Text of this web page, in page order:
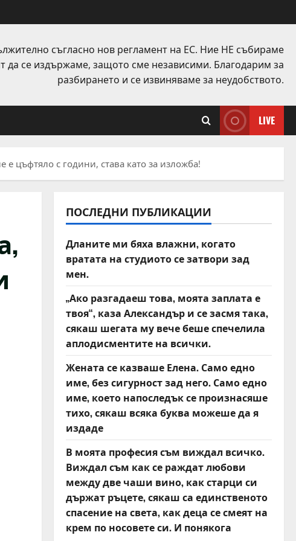
съгласно нов регламент на ЕС. Ние НЕ събираме
да се издържаме, защото сме независими. Благодарим за
разбирането и се извиняваме за неудобството.
LIVE
цъфтяло с години, става като за изложба!
ПОСЛЕДНИ ПУБЛИКАЦИИ
Дланите ми бяха влажни, когато
вратата на студиото се затвори зад
мен.
„Ако разгадаеш това, моята заплата е
твоя“, каза Александър и се засмя така,
сякаш шегата му вече беше спечелила
аплодисментите на всички.
Жената се казваше Елена. Само едно
име, без сигурност зад него. Само едно
име, което напоследък се произнасяше
тихо, сякаш всяка буква можеше да я
издаде
В моята професия съм виждал всичко.
Виждал съм как се раждат любови
между две чаши вино, как старци си
държат ръцете, сякаш са единственото
спасение на света, как деца се смеят на
крем по носовете си. И понякога